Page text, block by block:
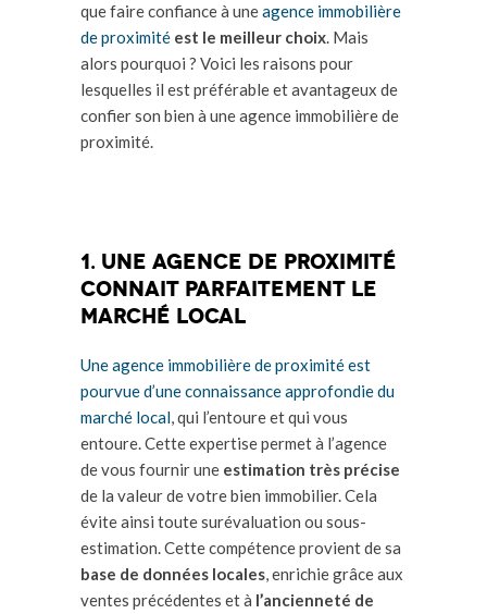
que faire confiance à uneagence immobilière
de proximité est le meilleur choix. Mais
alors pourquoi ? Voici les raisons pour
lesquelles il est préférable et avantageux de
confier son bien à une agence immobilière de
proximité.
1. une agence de proximité
Connait parfaitement le
marché local
Une agence immobilière de proximité est
pourvue d’une connaissance approfondie du
marché local, qui l’entoure et qui vous
entoure. Cette expertise permet à l’agence
de vous fournir une estimation très précise
de la valeur de votre bien immobilier. Cela
évite ainsi toute surévaluation ou sous-
estimation. Cette compétence provient de sa
base de données locales, enrichie grâce aux
ventes précédentes et à l’ancienneté de